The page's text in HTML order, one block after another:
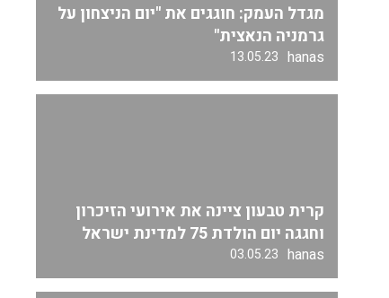
מגדל העמק: חוגגים את "יום הניצחון על
גרמניה הנאצית"
hanas
13.05.23
קרית טבעון ציינה את אירועי הזיכרון
וחגגה יום הולדת 75 למדינת ישראל
hanas
03.05.23